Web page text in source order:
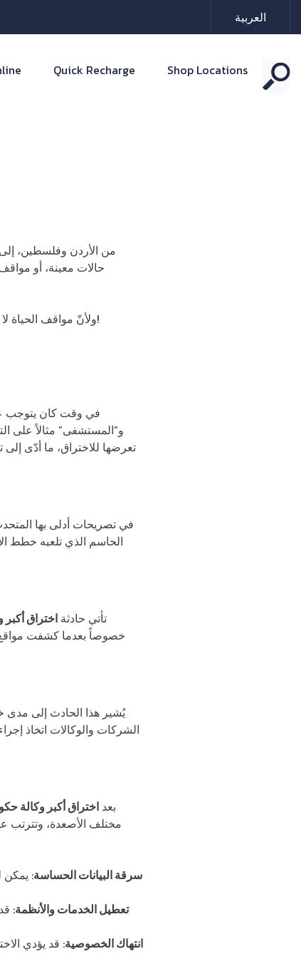
العربية
Quick Recharge Shop Locations
من الأردن وفلسطين،
حالات معينة، أو
ولأنّ مواقف الحياة لا تنتهي، كذلك أمثالنا الشعبية وأعدادها، فهي حقاً كثيرة، وفي تزايد. حتّى بمقالنا هذا، وجدنا مثلاً شعبياً ينطبق عليه!
في وقت كان يتوجب
و”المستشفى” مثالاً على
تعرضها للاختراق، ما أدّى إلى
في تصريحات أدلى بها
الحاسم الذي تلعبه خطط
تأتي حادثة اختراق أكبر
خصوصاً بعدما كشفت
يُشير هذا الحادث إلى مدى
الشركات والوكالات اتخاذ
بعد اختراق أكبر وكالة
مختلف الأصعدة، وتترتب
سرقة البيانات الحساسة: يمكن
تعطيل الخدمات والأنظمة:
انتهاك الخصوصية: قد يؤدي